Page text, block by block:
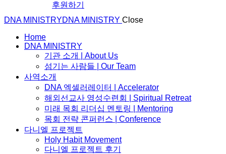
후원하기
DNA MINISTRYDNA MINISTRY Close
Home
DNA MINISTRY
기관 소개 | About Us
섬기는 사람들 | Our Team
사역소개
DNA 엑셀러레이터​ | Accelerator
해외선교사 영성수련회 | Spiritual Retreat
미래 목회 리더십 멘토링 | Mentoring
목회 전략 콘퍼런스 | Conference
다니엘 프로젝트
Holy Habit Movement
다니엘 프로젝트 후기